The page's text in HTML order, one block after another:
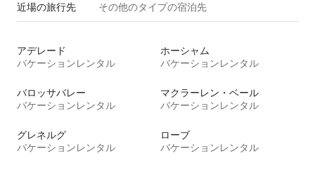
近場の旅行先 その他のタ⁠イ⁠プ⁠の宿⁠泊⁠先
アデレード
バケーションレンタル
ホーシャム
バケーションレンタル
バロッサバレー
バケーションレンタル
マクラーレン・ベール
バケーションレンタル
グレネルグ
バケーションレンタル
ローブ
バケーションレンタル